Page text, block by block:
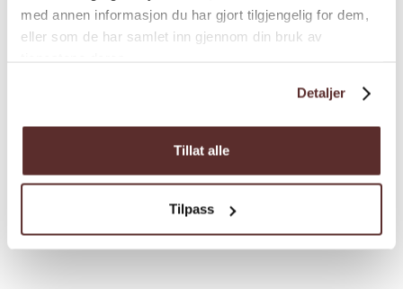
med annen informasjon du har gjort tilgjengelig for dem,
eller som de har samlet inn gjennom din bruk av
Detaljer
Tillat alle
Tilpass
Skjenkerettigheter
Spesial